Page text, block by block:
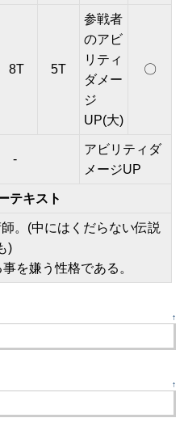
8T 5T
参戦者
のアビ
リティ
ダメー
ジ
UP(大)
〇
-
アビリティダ
メージUP
テキスト
。(中にはくだらない伝説
)
を嫌う性格である。
↑
↑